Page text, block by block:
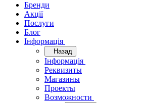
Бренди
Акції
Послуги
Блог
Інформація
Назад
Інформація
Реквизиты
Магазины
Проекты
Возможности